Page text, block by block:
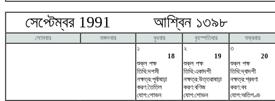
সেপ্টেম্বর 1991 আশ্বিন ১৩৯৮
সোমবার মঙ্গলবার বুধবার বৃহস্পতিবার
শুক্রবার
১
18
শুক্ল পক্ষ
তিথি:দশমী
নক্ষত্র:পূর্বাষাঢ়া
করণ:তৈতিল
যোগ:শোভন
২
19
শুক্ল পক্ষ
তিথি:একাদশী
নক্ষত্র:উত্তরাষাঢ়া
করণ:বণিজ
যোগ:শোভন
৩
20
শুক্ল পক্ষ
তিথি:দ্বাদশী
নক্ষত্র:শ্রবণা
করণ:বব
যোগ:অতিগণ্ড